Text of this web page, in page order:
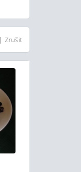
| Zrušit